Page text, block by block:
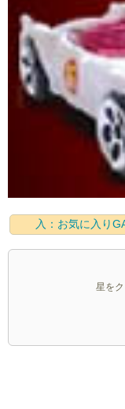
入：お気に入り
星を